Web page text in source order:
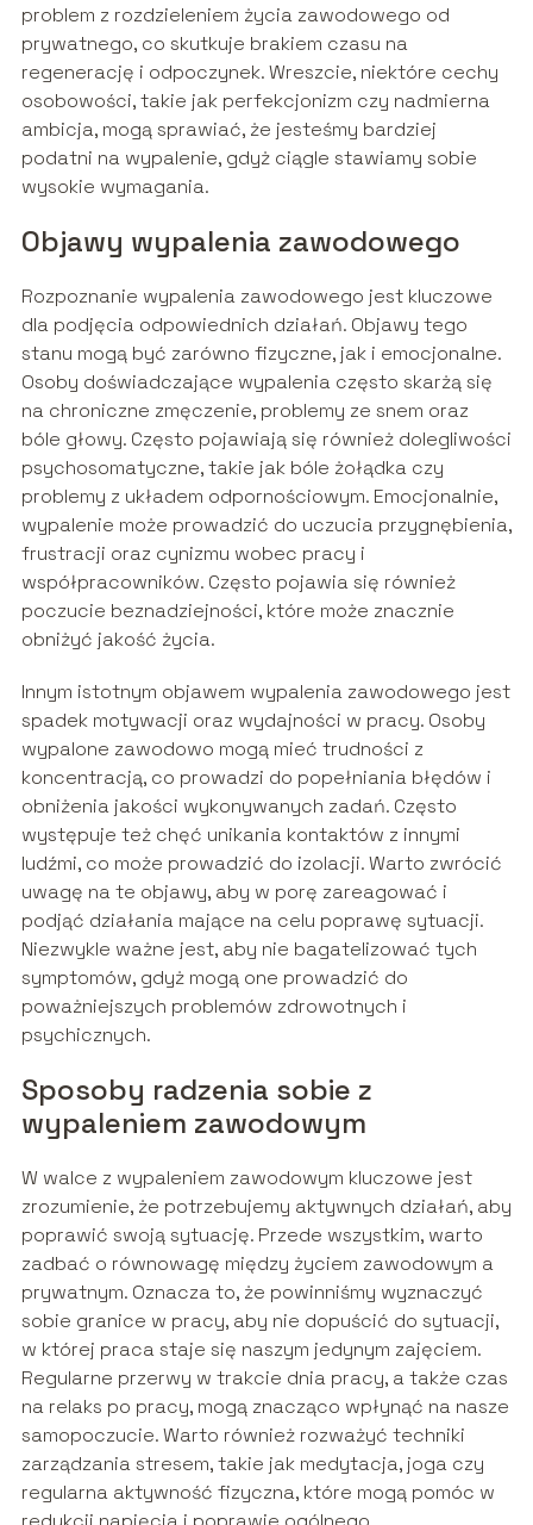
problem z rozdzieleniem życia zawodowego od
prywatnego, co skutkuje brakiem czasu na
regenerację i odpoczynek. Wreszcie, niektóre cechy
osobowości, takie jak perfekcjonizm czy nadmierna
ambicja, mogą sprawiać, że jesteśmy bardziej
podatni na wypalenie, gdyż ciągle stawiamy sobie
wysokie wymagania.
Objawy wypalenia zawodowego
Rozpoznanie wypalenia zawodowego jest kluczowe
dla podjęcia odpowiednich działań. Objawy tego
stanu mogą być zarówno fizyczne, jak i emocjonalne.
Osoby doświadczające wypalenia często skarżą się
na chroniczne zmęczenie, problemy ze snem oraz
bóle głowy. Często pojawiają się również dolegliwości
psychosomatyczne, takie jak bóle żołądka czy
problemy z układem odpornościowym. Emocjonalnie,
wypalenie może prowadzić do uczucia przygnębienia,
frustracji oraz cynizmu wobec pracy i
współpracowników. Często pojawia się również
poczucie beznadziejności, które może znacznie
obniżyć jakość życia.
Innym istotnym objawem wypalenia zawodowego jest
spadek motywacji oraz wydajności w pracy. Osoby
wypalone zawodowo mogą mieć trudności z
koncentracją, co prowadzi do popełniania błędów i
obniżenia jakości wykonywanych zadań. Często
występuje też chęć unikania kontaktów z innymi
ludźmi, co może prowadzić do izolacji. Warto zwrócić
uwagę na te objawy, aby w porę zareagować i
podjąć działania mające na celu poprawę sytuacji.
Niezwykle ważne jest, aby nie bagatelizować tych
symptomów, gdyż mogą one prowadzić do
poważniejszych problemów zdrowotnych i
psychicznych.
Sposoby radzenia sobie z
wypaleniem zawodowym
W walce z wypaleniem zawodowym kluczowe jest
zrozumienie, że potrzebujemy aktywnych działań, aby
poprawić swoją sytuację. Przede wszystkim, warto
zadbać o równowagę między życiem zawodowym a
prywatnym. Oznacza to, że powinniśmy wyznaczyć
sobie granice w pracy, aby nie dopuścić do sytuacji,
w której praca staje się naszym jedynym zajęciem.
Regularne przerwy w trakcie dnia pracy, a także czas
na relaks po pracy, mogą znacząco wpłynąć na nasze
samopoczucie. Warto również rozważyć techniki
zarządzania stresem, takie jak medytacja, joga czy
regularna aktywność fizyczna, które mogą pomóc w